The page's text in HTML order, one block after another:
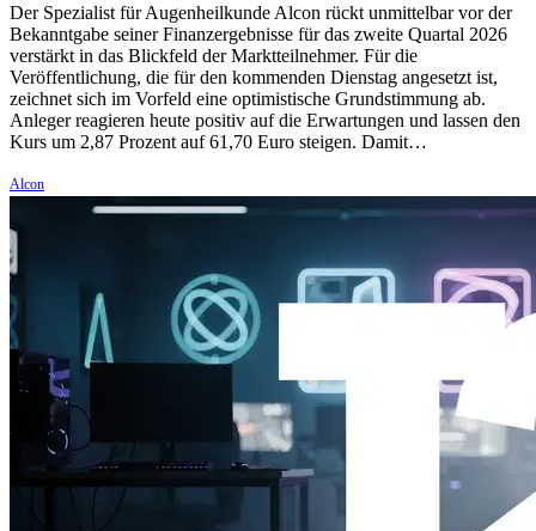
Der Spezialist für Augenheilkunde Alcon rückt unmittelbar vor der
Bekanntgabe seiner Finanzergebnisse für das zweite Quartal 2026
verstärkt in das Blickfeld der Marktteilnehmer. Für die
Veröffentlichung, die für den kommenden Dienstag angesetzt ist,
zeichnet sich im Vorfeld eine optimistische Grundstimmung ab.
Anleger reagieren heute positiv auf die Erwartungen und lassen den
Kurs um 2,87 Prozent auf 61,70 Euro steigen. Damit…
Alcon